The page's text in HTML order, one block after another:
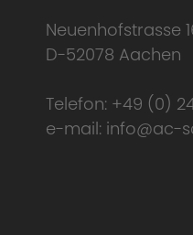
Uniqueness of
Neuenhofstrasse
D-52078 Aachen
Telefon: +49 (0)
e-mail: info@ac-